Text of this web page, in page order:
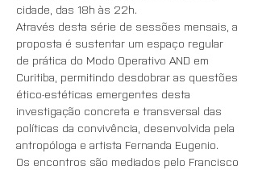
cidade, das 18h às 22h.
Através desta série de sessões mensais, a
proposta é sustentar um espaço regular
de prática do Modo Operativo AND em
Curitiba, permitindo desdobrar as questões
ético-estéticas emergentes desta
investigação concreta e transversal das
políticas da convivência, desenvolvida pela
antropóloga e artista Fernanda Eugenio.
Os encontros são mediados pelo Francisco